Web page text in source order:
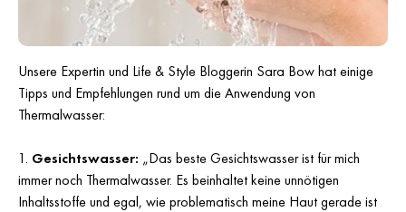
Unsere Expertin und Life & Style Bloggerin Sara Bow hat einige
Tipps und Empfehlungen rund um die Anwendung von
Thermalwasser:
Gesichtswasser: „Das beste Gesichtswasser ist für mich
immer noch Thermalwasser. Es beinhaltet keine unnötigen
Inhaltsstoffe und egal, wie problematisch meine Haut gerade ist